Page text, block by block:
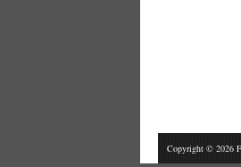
Copyright © 2026